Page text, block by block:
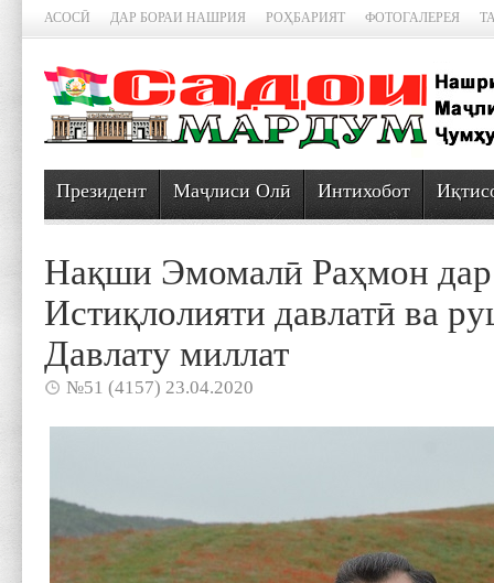
АСОСӢ ДАР БОРАИ НАШРИЯ РОҲБАРИЯТ ФОТОГАЛЕРЕЯ
Президент Маҷлиси Олӣ Интихобот
Нақши Эмомалӣ Раҳмон
Истиқлолияти давлатӣ ва
Давлату миллат
№51 (4157) 23.04.2020